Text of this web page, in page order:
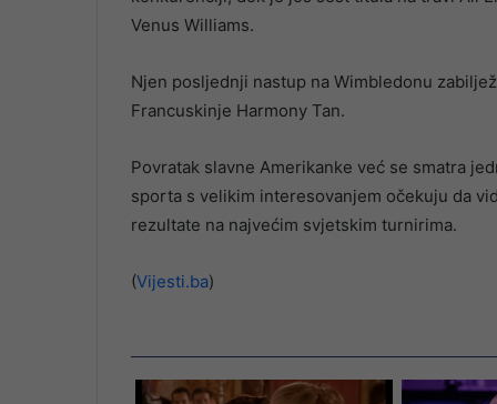
Venus Williams.
Njen posljednji nastup na Wimbledonu
Francuskinje Harmony Tan.
Povratak slavne Amerikanke već se smatra
sporta s velikim interesovanjem očekuju da
rezultate na najvećim svjetskim turnirima.
(Vijesti.ba)